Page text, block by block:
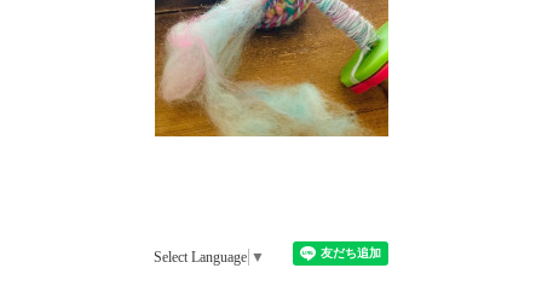
Select Language ▼